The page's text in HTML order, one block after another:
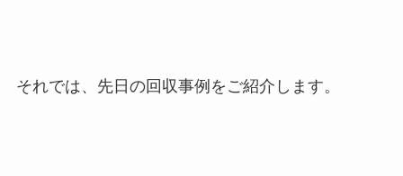
それでは、先日の回収事例をご紹介します。